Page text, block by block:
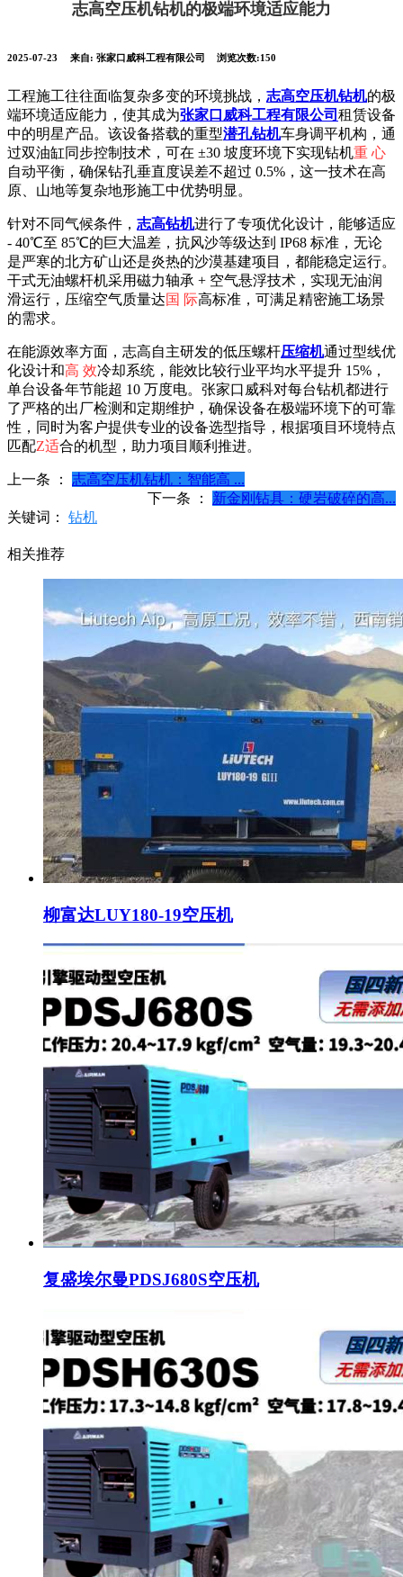
志高空压机钻机的极端环境适应能力
2025-07-23 来自: 张家口威科工程有限公司 浏览次数:150
工程施工往往面临复杂多变的环境挑战， 志高空压机钻机的极
端环境适应能力，使其成为张家口威科工程有限公司 租赁设备
中的明星产品。该设备搭载的重型潜孔钻机车身调平机构，通
过双油缸同步控制技术，可在 ±30 坡度环境下实现钻机重 心
自动平衡，确保钻孔垂直度误差不超过 0.5%，这一技术在高
原、山地等复杂地形施工中优势明显。
针对不同气候条件， 志高钻机进行了专项优化设计，能够适应
- 40℃至 85℃的巨大温差，抗风沙等级达到 IP68 标准，无论
是严寒的北方矿山还是炎热的沙漠基建项目，都能稳定运行。
干式无油螺杆机采用磁力轴承 + 空气悬浮技术，实现无油润
滑运行，压缩空气质量达国 际高标准，可满足精密施工场景
的需求。
在能源效率方面，志高自主研发的低压螺杆压缩机通过型线优
化设计和高 效冷却系统，能效比较行业平均水平提升 15%，
单台设备年节能超 10 万度电。张家口威科对每台钻机都进行
了严格的出厂检测和定期维护，确保设备在极端环境下的可靠
性，同时为客户提供专业的设备选型指导，根据项目环境特点
匹配Z适合的机型，助力项目顺利推进。
上一条 ：
志高空压机钻机：智能高 ...
下一条 ：
新金刚钻具：硬岩破碎的高...
关键词： 钻机
相关推荐
柳富达LUY180-19空压机
复盛埃尔曼PDSJ680S空压机